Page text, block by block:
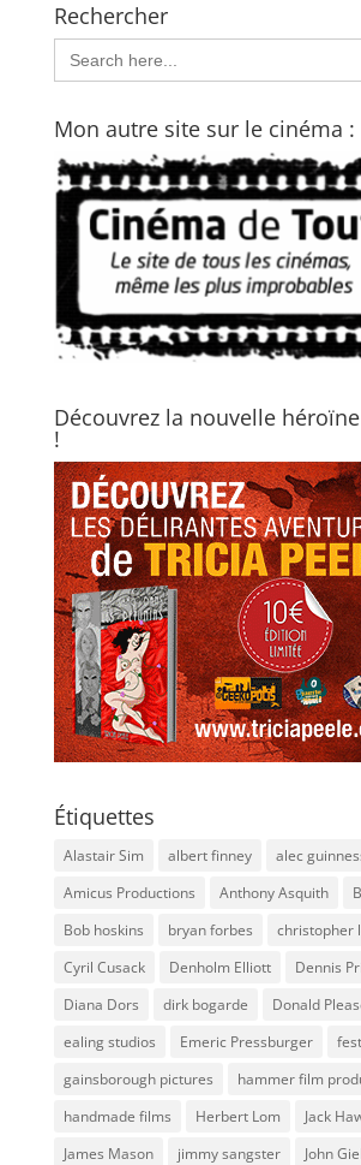
Rechercher
Search
for:
Mon autre site sur le cinéma :
Découvrez la nouvelle
!
Étiquettes
Alastair Sim albert finney
alec
Amicus Productions
Anthony Asquith
Bob hoskins
bryan forbes
christopher
Cyril Cusack
Denholm Elliott
Dennis
Diana Dors
dirk bogarde
Donald
ealing studios
Emeric Pressburger
gainsborough pictures
hammer film
handmade films
Herbert Lom
Jack
James Mason
jimmy sangster
John